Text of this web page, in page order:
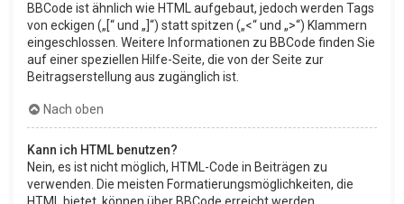
BBCode ist ähnlich wie HTML aufgebaut, jedoch werden Tags
von eckigen („[“ und „]“) statt spitzen („<“ und „>“) Klammern
eingeschlossen. Weitere Informationen zu BBCode finden Sie
auf einer speziellen Hilfe-Seite, die von der Seite zur
Beitragserstellung aus zugänglich ist.
Nach oben
Kann ich HTML benutzen?
Nein, es ist nicht möglich, HTML-Code in Beiträgen zu
verwenden. Die meisten Formatierungsmöglichkeiten, die